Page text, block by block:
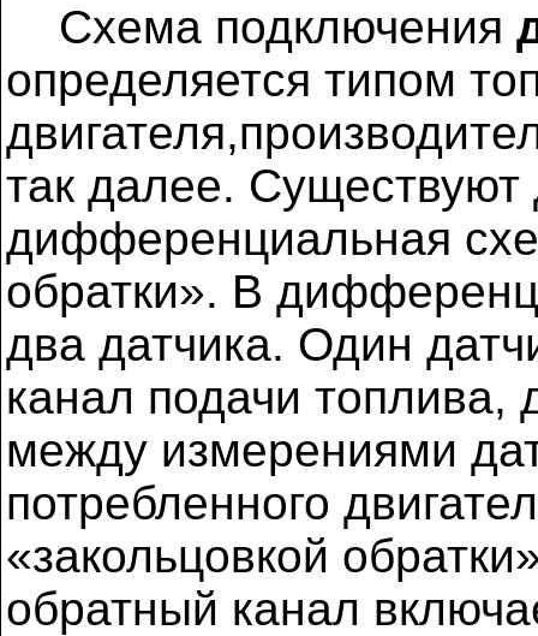
Схема подключения
определяется типом
так далее.
дифференциальная
обратки». В
два датчика. Один
канал подачи топлива,
между измерениями
потребленного
«закольцовкой
обратный канал